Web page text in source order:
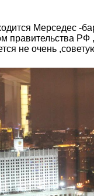
Мерседес -
правительства РФ
не очень